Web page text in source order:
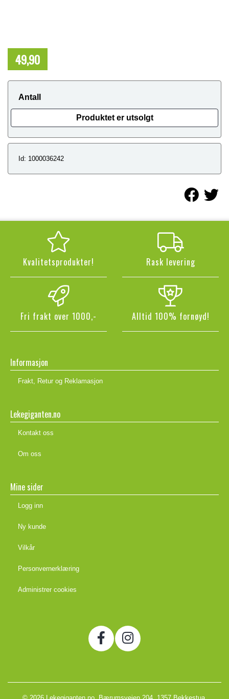
49,90
Antall
Produktet er utsolgt
Id: 1000036242
Kvalitetsprodukter! Rask levering
Fri frakt over 1000,- Alltid 100% fornøyd!
Informasjon
Frakt, Retur og Reklamasjon
Lekegiganten.no
Kontakt oss
Om oss
Mine sider
Logg inn
Ny kunde
Vilkår
Personvernerklæring
Administrer cookies